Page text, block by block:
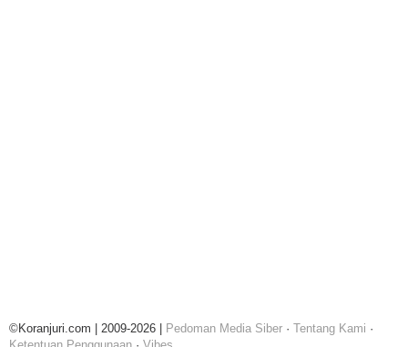
©Koranjuri.com | 2009-2026 | Pedoman Media Siber · Tentang Kami ·